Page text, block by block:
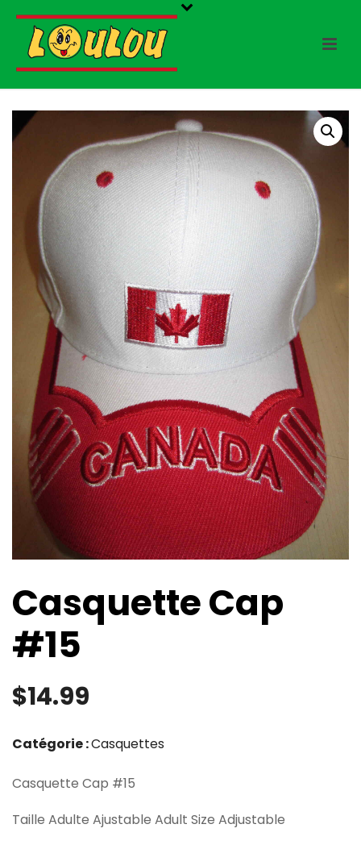
Casquette Cap
#15
$14.99
Catégorie :Casquettes
Casquette Cap #15
Taille Adulte Ajustable Adult Size Adjustable